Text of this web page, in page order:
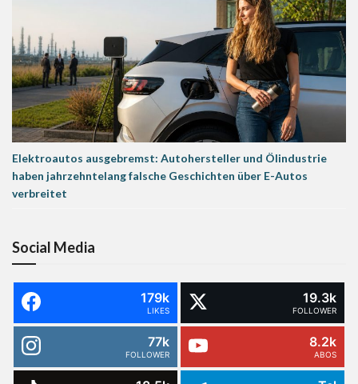
Elektroautos ausgebremst: Autohersteller und Ölindustrie
haben jahrzehntelang falsche Geschichten über E-Autos
verbreitet
Social Media
179k
LIKES
19.3k
FOLLOWER
77k
FOLLOWER
8.2k
ABOS